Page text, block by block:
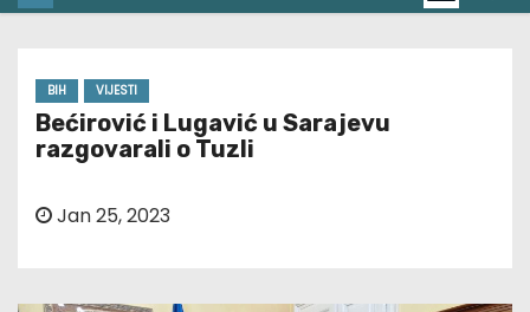
BIH VIJESTI
Bećirović i Lugavić u Sarajevu
razgovarali o Tuzli
Jan 25, 2023